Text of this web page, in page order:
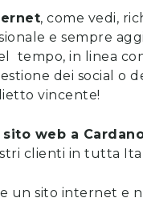
, come vedi,
e sempre
tempo, in linea
dei social o
vincente!
sito web a
clienti in tutta
un sito internet e